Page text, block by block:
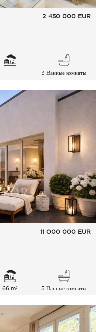
2 450 000 EUR
3 Ванные комнаты
11 000 000 EUR
66 m² 5 Ванные комнаты